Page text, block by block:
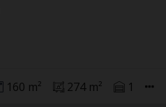
160 m² 274 m² 1